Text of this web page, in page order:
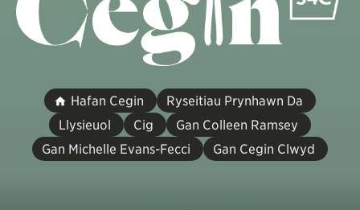
Hafan Cegin
Ryseitiau Prynhawn Da
Llysieuol
Cig
Gan Colleen Ramsey
Gan Michelle Evans-Fecci
Gan Cegin Clwyd